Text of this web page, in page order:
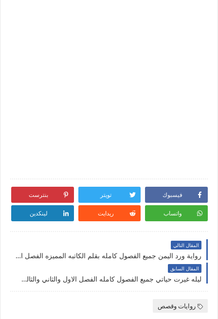
فيسبوك تويتر بنترست
واتساب ريدايت لينكدين
المقال التالي
رواية ورد اليمن جميع الفصول كامله بقلم الكاتبه المميزه الفصل الاول حتي الفصل الثاني عشر والاخير
المقال السابق
ليله غيرت حياتي جميع الفصول كامله الفصل الاول والثاني والثالث والاخير بقلم هاجر العفيفي
روايات وقصص